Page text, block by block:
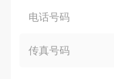
电话号码
传真号码